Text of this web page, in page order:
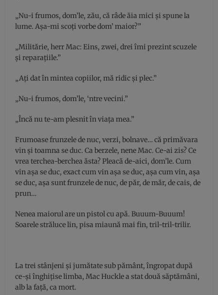
„Nu-i frumos, dom’le, zău, că râde ăia mici şi spune la
lume. Aşa-mi scoţi vorbe dom’ maior?”
„Militărie, herr Mac: Eins, zwei, drei îmi prezint scuzele
şi reparaţiile.”
„Aţi dat în mintea copiilor, mă ridic şi plec.”
„Nu-i frumos, dom’le, ‘ntre vecini.”
„Încă nu te-am plesnit în viaţa mea.”
Frumoase frunzele de nuc, verzi, bolnave… că primăvara
vin şi toamna se duc. Ca berzele, nene Mac. Ce-ai zis? Ce
vrea terchea-berchea ăsta? Pleacă de-aici, dom’le. Cum
vin aşa se duc, exact cum vin aşa se duc, aşa cum vin, aşa
se duc, aşa sunt frunzele de nuc, de păr, de măr, de cais, de
prun…
Nenea maiorul are un pistol cu apă. Buuum-Buuum!
Soarele străluce lin, pisa miaună mai fin, tril-tril-trilir.
La trei stânjeni şi jumătate sub pământ, îngropat după
ce-şi înghiţise limba, Mac Huckle a stat două săptămâni,
alb la faţă, ca mort.